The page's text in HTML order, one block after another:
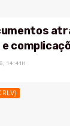
14:41H